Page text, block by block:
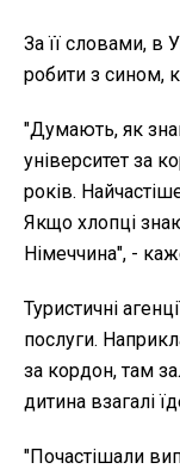
За її словами, в
робити з сином,
"Думають, як
університет за
років.
Якщо хлопці
Німеччина", -
Туристичні
послуги.
за кордон, там
дитина взагалі
"Почастішали